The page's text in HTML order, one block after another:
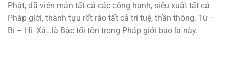
Phật, đã viên mãn tất cả các công hạnh, siêu xuất tất cả
Pháp giới, thành tựu rốt ráo tất cả trí tuệ, thần thông, Từ –
Bi – Hỉ -Xả…là Bậc tối tôn trong Pháp giới bao la này.